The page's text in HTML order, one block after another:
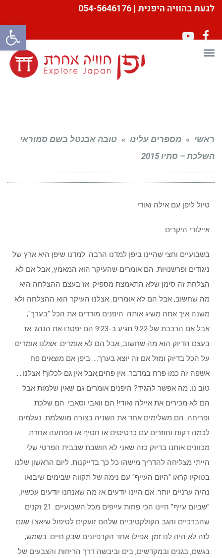
פתח
לגעת בהוויה היפנית | 054-5646176
Facebook
YouTube
תפריט
ראשי » מספרים עלינו » טובה אבנטל בשם סמוראי
השלכת – סתיו 2015
טיול ליפן עם אילה ואודי
איילודי היקרים.
בשבועיים וחצי שהיינו ביפן למדנו הרבה. למדנו שיפן היא ארץ של
ניגודים ופרשנויות. הם אומרים שהעיקר הוא המאמץ, אבל אם לא
הצלחת זה סימן שלא התאמצת מספיק. אז בעצם ההצלחה היא
מה שחשוב, אבל הם לא אומרים. אצלנו העיקר הוא ההצלחה ולא
משנה איך אתה משיג אותה. היפנים מודדים את הכל "בערך",
אבל אם הרכבת של 9:22 תגיע ב-9:23 הם יפטרו את הנהג. אז
בעצם הדיוק הוא מה שחשוב, אבל הם לא אומרים. אצלנו אומרים
על הכל בדיוק ומזל אם זה יוצא בערך…. ביפן אם מוצאים פח
אשפה זה כמו פרח במדבר. אין פחים,אבל אין גם לכלוך! אצלנו…..
טוב נו, מה אפשר להגיד? היפנים אומרים גם שאין שלמות אבל
הם לא מכירים את איילה ואודי! הם וואבי וסאבי. הם שלכת
ופריחה. הם משלימים אחד את השניה בצורה מושלמת. נעלמים
לכמה דקות וחוזרים עם כרטיסים או חטיף או הפתעה אחרת.
מכוונים אותנו בדיוק כזה שאני לא חושבת שבבית הפרטי שלי
הייתי מצליחה להדריך מישהו כל כך בדייקנות. ליום הראשון שלנו
בטוקיו קראו "היום העייף" עם נימה של תקווה שבימים שיבואו
נהיה ערניים יותר. אם היינו יודעים אז מה שאנחנו יודעים עכשיו,
"שביום עייף" היינו הכי פחות עייפים מכל השבועיים. 21 זקנים
שהברכיים והגב הקולקטיביים שלהם זועקים לטיפול שיאצ'ו שגם
לזה לא היה לנו זמן. אפילו אחד הקרפיונים שבק חיים. בשמש,
בגשם, בגנים ובמקדשים, בים וביבשה דרך הריחות והצבעים של